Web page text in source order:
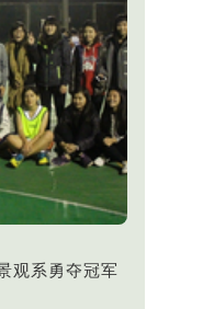
观系勇夺冠军